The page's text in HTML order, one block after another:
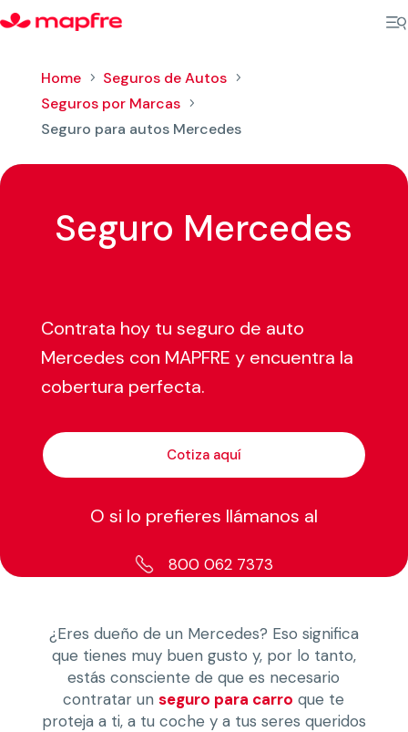
Home 5 Seguros de Autos 5
Seguros por Marcas 5
Seguro para autos Mercedes
Seguro Mercedes
Contrata hoy tu seguro de auto
Mercedes con MAPFRE y encuentra la
cobertura perfecta.
Cotiza aquí
O si lo prefieres llámanos al
800 062 7373
¿Eres dueño de un Mercedes? Eso significa
que tienes muy buen gusto y, por lo tanto,
estás consciente de que es necesario
contratar unseguro para carro que te
proteja a ti, a tu coche y a tus seres queridos